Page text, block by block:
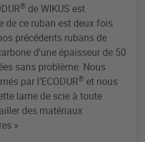
® de WIKUS est
de ce ruban est deux fois
précédents rubans de
d'une épaisseur de 50
sans problème. Nous
par l’ECODUR® et nous
lame de scie à toute
des matériaux
»